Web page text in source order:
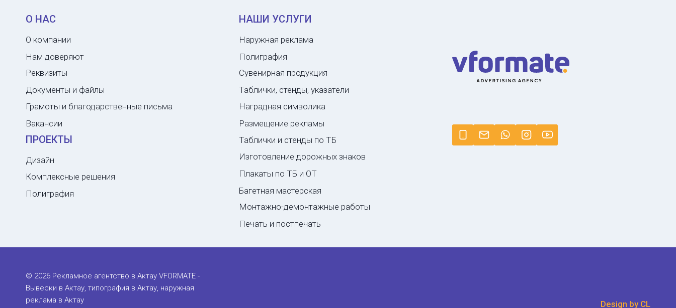
О НАС
О компании
Нам доверяют
Реквизиты
Документы и файлы
Грамоты и благодарственные письма
Вакансии
ПРОЕКТЫ
Дизайн
Комплексные решения
Полиграфия
НАШИ УСЛУГИ
Наружная реклама
Полиграфия
Сувенирная продукция
Таблички, стенды, указатели
Наградная символика
Размещение рекламы
Таблички и стенды по ТБ
Изготовление дорожных знаков
Плакаты по ТБ и ОТ
Багетная мастерская
Монтажно-демонтажные работы
Печать и постпечать
© 2026 Рекламное агентство в Актау VFORMATE -
Вывески в Актау, типография в Актау, наружная
реклама в Актау
Design by CL